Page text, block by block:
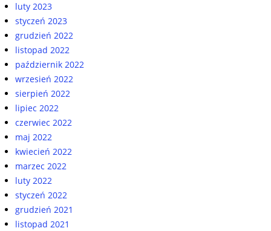
luty 2023
styczeń 2023
grudzień 2022
listopad 2022
październik 2022
wrzesień 2022
sierpień 2022
lipiec 2022
czerwiec 2022
maj 2022
kwiecień 2022
marzec 2022
luty 2022
styczeń 2022
grudzień 2021
listopad 2021